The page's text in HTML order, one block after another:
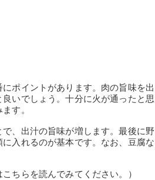
ポイントがあります。肉の旨味を出
いでしょう。十分に火が通ったと思
す。
、出汁の旨味が増します。最後に野
入れるのが基本です。なお、豆腐な
ちらを読んでみてください。）